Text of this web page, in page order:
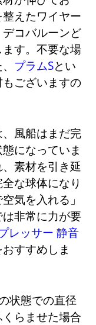
えたワイヤー
コバルーンど
す。不要な場
プラムSとい
ございますの
風船はまだ完
になっていま
素材を引き延
な球体になり
気を入れる」
非常に力が要
レッサー 静音
すすめしま
状態での直径
らませた場合